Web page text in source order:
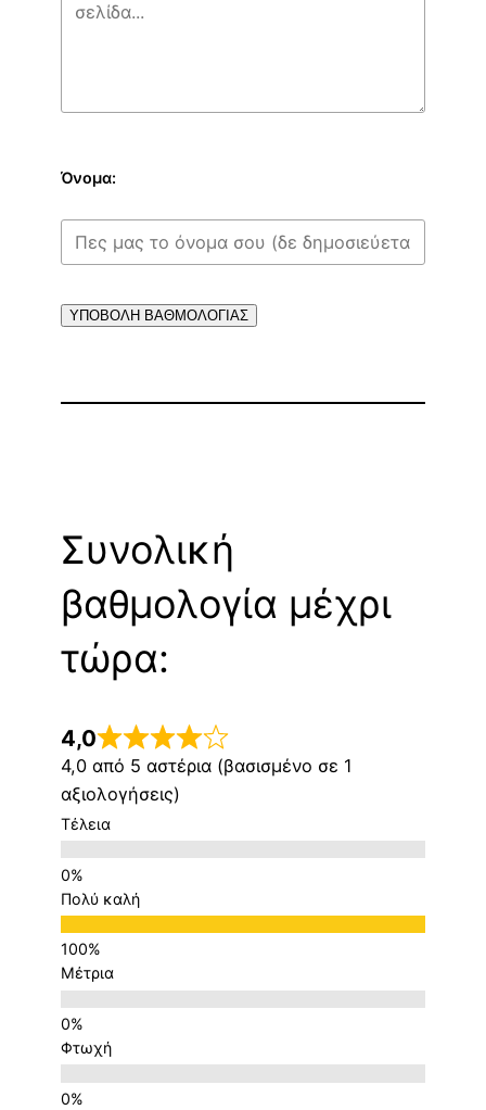
Όνομα:
ΥΠΟΒΟΛΗ ΒΑΘΜΟΛΟΓΙΑΣ
Συνολική
βαθμολογία μέχρι
τώρα:
4,0
4,0 από 5 αστέρια (βασισμένο σε 1
αξιολογήσεις)
Τέλεια
Πολύ καλή
Μέτρια
Φτωχή